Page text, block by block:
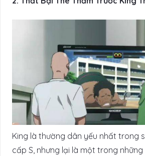
King là thường dân yếu nhất trong
cấp S, nhưng lại là một trong